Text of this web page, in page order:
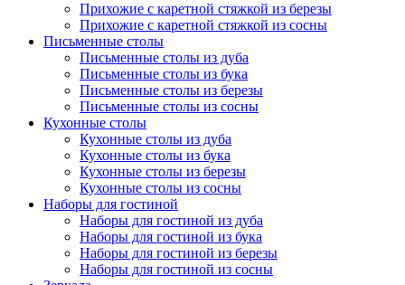
Прихожие с каретной стяжкой из березы
Прихожие с каретной стяжкой из сосны
Письменные столы
Письменные столы из дуба
Письменные столы из бука
Письменные столы из березы
Письменные столы из сосны
Кухонные столы
Кухонные столы из дуба
Кухонные столы из бука
Кухонные столы из березы
Кухонные столы из сосны
Наборы для гостиной
Наборы для гостиной из дуба
Наборы для гостиной из бука
Наборы для гостиной из березы
Наборы для гостиной из сосны